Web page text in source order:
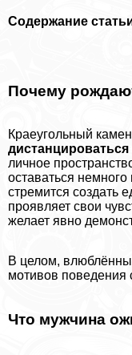
Содержание
Почему
Краеугольный
личное
оставаться
стремится создать
проявляет свои
желает явно
В целом,
мотивов поведения
Что мужчина